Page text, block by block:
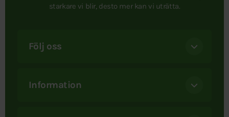
starkare vi blir, desto mer kan vi uträtta.
Följ oss
Information